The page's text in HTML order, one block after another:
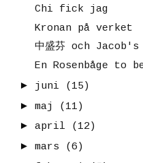
Chi fick jag
Kronan på verket
中盛芬 och Jacob's
En Rosenbåge to
► juni
(15)
► maj
(11)
► april
(12)
► mars
(6)